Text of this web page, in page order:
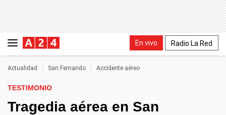
En vivo Radio La Red
Actualidad San Fernando Accidente aéreo
TESTIMONIO
Tragedia aérea en San